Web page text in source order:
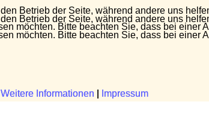
Betrieb der Seite, während andere uns
möchten. Bitte beachten Sie, dass bei
Weitere Informationen Impressum
Betrieb der Seite, während andere uns
möchten. Bitte beachten Sie, dass bei
Weitere Informationen Impressum